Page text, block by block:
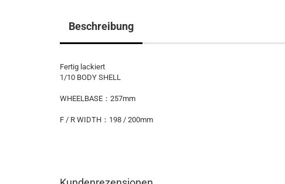
Beschreibung
Fertig lackiert
1/10 BODY SHELL
WHEELBASE：257mm
F / R WIDTH：198 / 200mm